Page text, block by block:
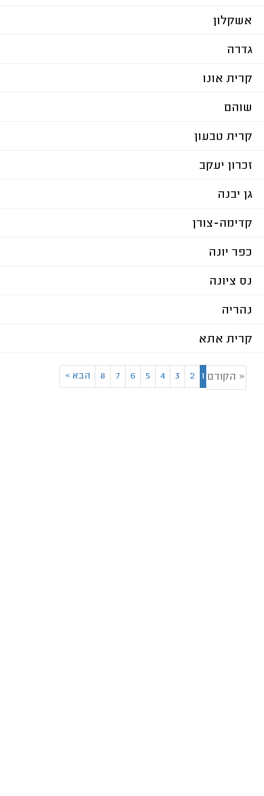
אשקלון
גדרה
קרית אונו
שוהם
קרית טבעון
זכרון יעקב
גן יבנה
קדימה-צורן
כפר יונה
נס ציונה
נהריה
קרית אתא
« הקודם 1
2
3
4
5
6
7
8 הבא »